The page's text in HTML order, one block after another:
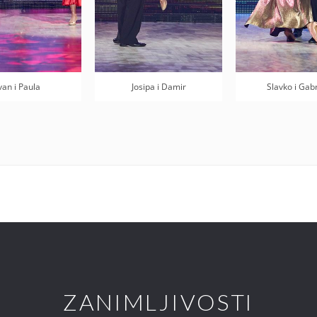
i Paula Josipa i Damir Slavko i
ZANIMLJIVOSTI